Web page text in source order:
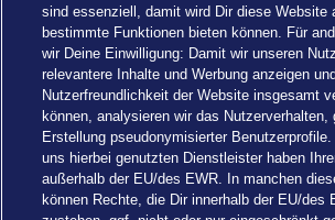
sind essenziell, damit wird Dir diese Website
bestimmte Funktionen bieten können. Für
wir Deine Einwilligung: Damit wir unseren
relevantere Inhalte und Werbung anzeigen
Nutzerfreundlichkeit der Website insgesamt
können, analysieren wir das Nutzerverhalten,
Erstellung pseudonymisierter
uns hierbei genutzten Dienstleister haben
außerhalb der EU/des EWR. In manchen
können Rechte, die Dir innerhalb der EU/des